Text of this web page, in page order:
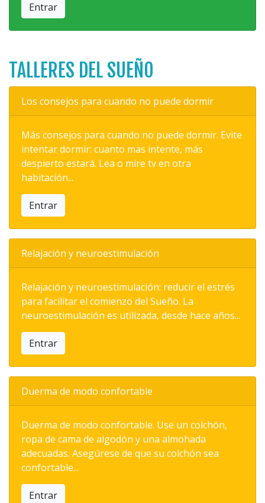
Entrar
TALLERES DEL SUEÑO
Los consejos para cuando no puede dormir
Más consejos para cuando no puede dormir. Evite
intentar dormir: cuanto mas intente, más
despierto estará. Lea o mire tv en otra
habitación...
Entrar
Relajación y neuroestimulación
Relajación y neuroestimulación: reducir el estrés
para facilitar el comienzo del Sueño. La
neuroestimulación es utilizada, desde hace años...
Entrar
Duerma de modo confortable
Duerma de modo confortable. Use un colchón,
ropa de cama de algodón y una almohada
adecuadas. Asegúrese de que su colchón sea
confortable...
Entrar